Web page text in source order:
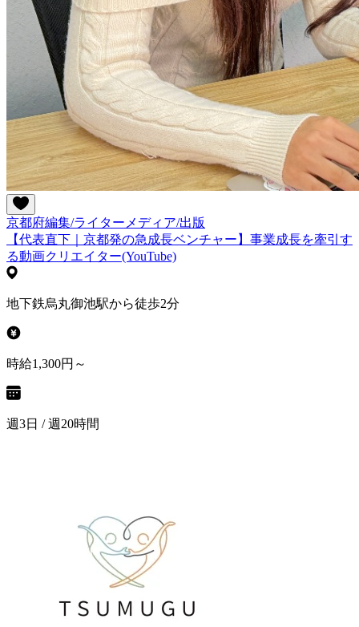
京都府編集/ライター メディア/出版
【代表直下｜京都発の急成長ベンチャー】事業成長を牽引す
る動画クリエイター(YouTube)
地下鉄烏丸御池駅から徒歩2分
時給1,300円～
週3日 / 週20時間